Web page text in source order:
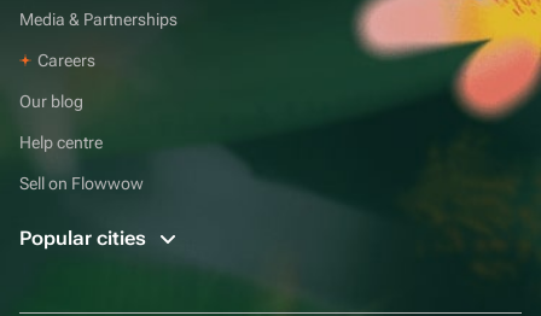
Media & Partnerships
Careers
Our blog
Help centre
Sell on Flowwow
Popular cities